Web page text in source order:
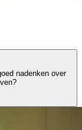
nadenken over